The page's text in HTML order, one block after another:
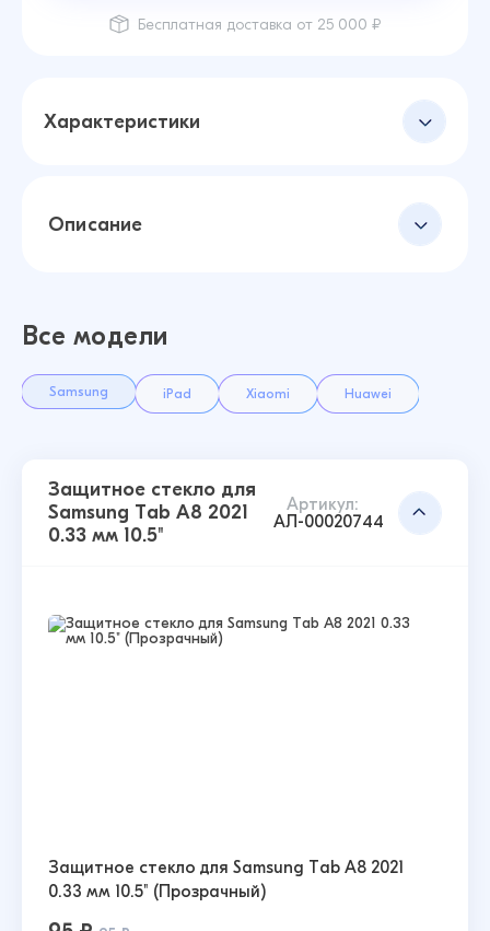
Характеристики
Бесплатная доставка от 25 000 ₽
Описание
Все модели
Samsung iPad Xiaomi Huawei
Защитное стекло для
Samsung Tab A8 2021
0.33 мм 10.5"
Артикул:
АЛ-00020744
Защитное стекло для Samsung Tab A8 2021
0.33 мм 10.5" (Прозрачный)